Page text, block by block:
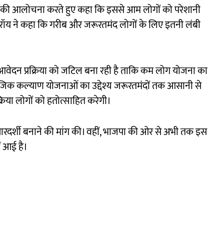
की आलोचना करते हुए कहा कि इससे आम लोगों को परेशानी
रॉय ने कहा कि गरीब और जरूरतमंद लोगों के लिए इतनी लंबी
प्रक्रिया को जटिल बना रही है ताकि कम लोग योजना का
कल्याण योजनाओं का उद्देश्य जरूरतमंदों तक आसानी से
लोगों को हतोत्साहित करेगी।
बनाने की मांग की। वहीं, भाजपा की ओर से अभी तक इस
आई है।